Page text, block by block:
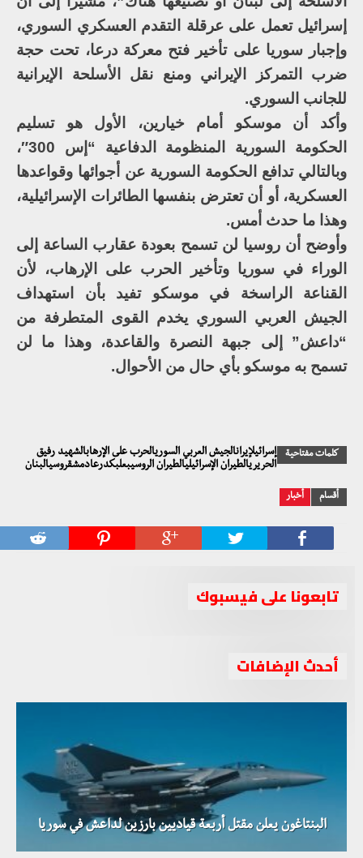
إسرائيل تعمل على عرقلة التقدم العسكري السوري،
وإجبار سوريا على تأخير فتح معركة درعا، تحت حجة
ضرب التمركز الإيراني ومنع نقل الأسلحة الإيرانية
للجانب السوري.
وأكد أن موسكو أمام خيارين، الأول هو تسليم
الحكومة السورية المنظومة الدفاعية “إس 300″،
وبالتالي تدافع الحكومة السورية عن أجوائها وقواعدها
العسكرية، أو أن تعترض بنفسها الطائرات الإسرائيلية،
وهذا ما حدث أمس.
وأوضح أن روسيا لن تسمح بعودة عقارب الساعة إلى
الوراء في سوريا وتأخير الحرب على الإرهاب، لأن
القناعة الراسخة في موسكو تفيد بأن استهداف
الجيش العربي السوري يخدم القوى المتطرفة من
“داعش” إلى جبهة النصرة والقاعدة، وهذا ما لن
تسمح به موسكو بأي حال من الأحوال.
كلمات مفتاحية
إسرائيلإيرانالجيش العربي السوريالحرب على الإرهابالشهيد رفيق
الحريريالطيران الإسرائيليالطيران الروسيبعلبكدرعادمشقروسيالبنان
أقسام أخبار
تابعونا على فيسبوك
أحدث الإضافات
البنتاغون يعلن مقتل أربعة قياديين بارزين لداعش في سوريا